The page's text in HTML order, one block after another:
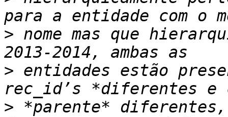
> nome mas que
> entidades estão
> *parente*